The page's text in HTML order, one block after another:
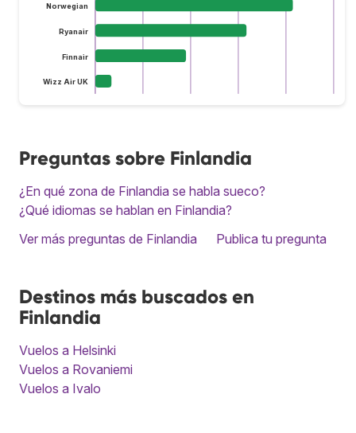
Norwegian
Ryanair
Finnair
Wizz Air UK
Preguntas sobre Finlandia
¿En qué zona de Finlandia se habla sueco?
¿Qué idiomas se hablan en Finlandia?
Ver más preguntas de Finlandia
Publica tu pregunta
Destinos más buscados en
Finlandia
Vuelos a Helsinki
Vuelos a Rovaniemi
Vuelos a Ivalo